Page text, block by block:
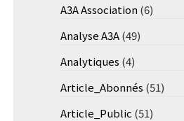
A3A Association (6)
Analyse A3A(49)
Analytiques (4)
Article_Abonnés (51)
Article_Public (51)